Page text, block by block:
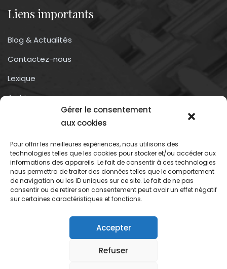
Gérer le consentement
aux cookies
Pour offrir les meilleures expériences, nous utilisons des
technologies telles que les cookies pour stocker et/ou accéder aux
informations des appareils. Le fait de consentir à ces technologies
nous permettra de traiter des données telles que le comportement
de navigation ou les ID uniques sur ce site. Le fait de ne pas
consentir ou de retirer son consentement peut avoir un effet négatif
sur certaines caractéristiques et fonctions.
Accepter
Refuser
Liens importants
Blog & Actualités
Contactez-nous
Lexique
Archives
Contactez-nous
Association du droit a l’oubli numérique
13 rue trigance
13002 – Marseille